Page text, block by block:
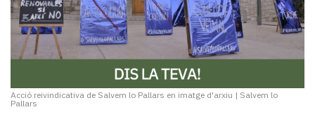
i
mitjans
El
Entrevistes
Acció reivindicativa de Salvem lo Pallars en imatge d'arxiu | Salvem lo
Pallars